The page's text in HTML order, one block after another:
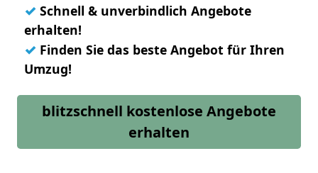
✓ Schnell & unverbindlich Angebote
erhalten!
✓ Finden Sie das beste Angebot für Ihren
Umzug!
blitzschnell kostenlose Angebote
erhalten